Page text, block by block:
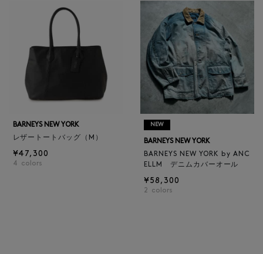
BARNEYS NEW YORK
レザートートバッグ（M）
¥47,300
4 colors
NEW
BARNEYS NEW YORK
BARNEYS NEW YORK by ANC
ELLM デニムカバーオール
¥58,300
2 colors